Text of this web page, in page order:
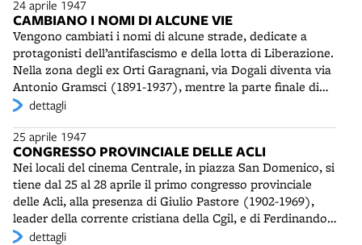
contenenti carne in scatola, zucchero, biscotti, caffè, latte
condensato, ma anche sapone o sigarette.
24 aprile 1947
CAMBIANO I NOMI DI ALCUNE VIE
Vengono cambiati i nomi di alcune strade, dedicate a
protagonisti dell’antifascismo e della lotta di Liberazione.
Nella zona degli ex Orti Garagnani, via Dogali diventa via
Antonio Gramsci (1891-1937), mentre la parte finale di
via Roma, da Piazza dei Martiri ai viali di circonvallazione,
Marghera è dedicata ai fratelli Nello e Carlo Rosselli. Poco
lontano, via Principe Carlo Alberto diventa via don
Giovanni Minzoni. Via Duca d’Aosta è nuovamente
intitolata ad Andrea Costa. Cambiano nome anche alcune
strade del Villaggio della Rivoluzione fascista, nei pressi
dello stadio comunale. Vengono dedicati ad alcuni martiri
della Resistenza: Pietro Busacchi (1882-1944), Mario
dettagli
25 aprile 1947
CONGRESSO PROVINCIALE DELLE ACLI
Nei locali del cinema Centrale, in piazza San Domenico, si
tiene dal 25 al 28 aprile il primo congresso provinciale
delle Acli, alla presenza di Giulio Pastore (1902-1969),
leader della corrente cristiana della Cgil, e di Ferdinando
Storchi (1910-1993), presidente delle Acli. Giovanni
dettagli